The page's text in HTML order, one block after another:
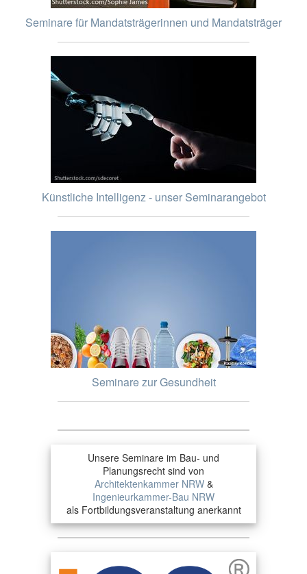
Seminare für Mandatsträgerinnen und Mandatsträger
Künstliche Intelligenz - unser Seminarangebot
Seminare zur Gesundheit
Unsere Seminare im Bau- und
Planungsrecht sind von
Architektenkammer NRW&
Ingenieurkammer-Bau NRW
als Fortbildungsveranstaltung anerkannt